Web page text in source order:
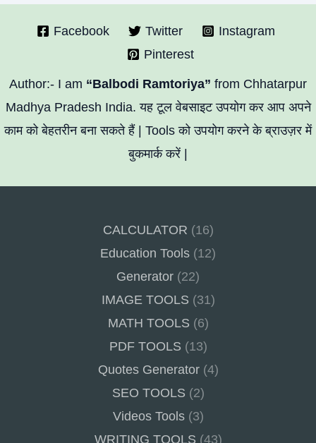
Facebook Twitter
Instagram
Pinterest
Author:- I am “Balbodi Ramtoriya” from Chhatarpur
Madhya Pradesh India. यह टूल वेबसाइट उपयोग कर आप अपने
काम को बेहतरीन बना सकते हैं | Tools को उपयोग करने के ब्राउज़र में
बुकमार्क करें |
CALCULATOR (16)
Education Tools (12)
Generator (22)
IMAGE TOOLS (31)
MATH TOOLS (6)
PDF TOOLS (13)
Quotes Generator(4)
SEO TOOLS (2)
Videos Tools(3)
WRITING TOOLS (43)